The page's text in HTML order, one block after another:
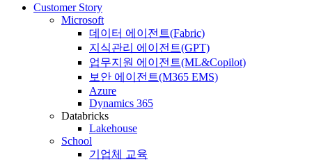
Customer Story
Microsoft
데이터 에이전트(Fabric)
지식관리 에이전트(GPT)
업무지원 에이전트(ML&Copilot)
보안 에이전트(M365 EMS)
Azure
Dynamics 365
Databricks
Lakehouse
School
기업체 교육